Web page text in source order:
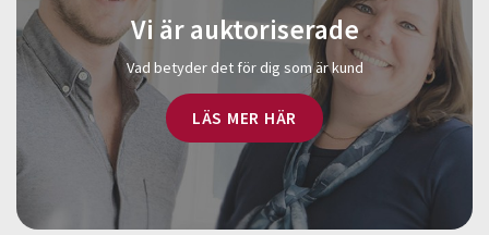
Vi är auktoriserade
Vad betyder det för dig som är kund
LÄS MER HÄR